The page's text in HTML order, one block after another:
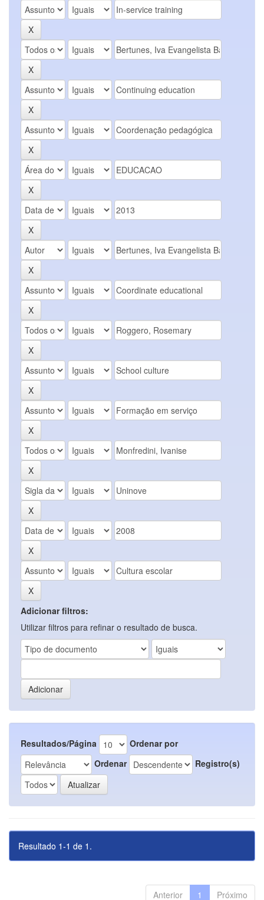
Adicionar filtros:
Utilizar filtros para refinar o resultado de busca.
Resultados/Página
Ordenar por
Ordenar
Registro(s)
Resultado 1-1 de 1.
Anterior 1 Próximo